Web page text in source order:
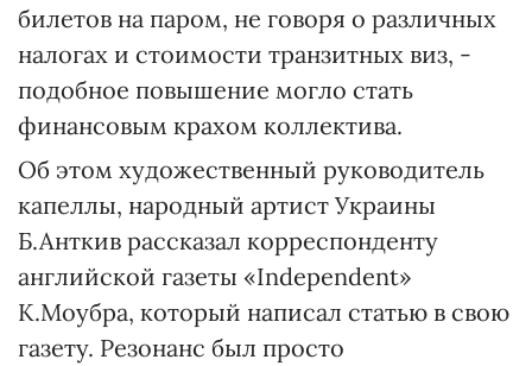
билетов на паром, не говоря о различных
налогах и стоимости транзитных виз, -
подобное повышение могло стать
финансовым крахом коллектива.
Об этом художественный руководитель
капеллы, народный артист Украины
Б.Анткив рассказал корреспонденту
английской газеты «Independent»
К.Моубра, который написал статью в свою
газету. Резонанс был просто